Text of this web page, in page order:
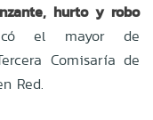
hurto y robo
el mayor de
Comisaría de
Red.